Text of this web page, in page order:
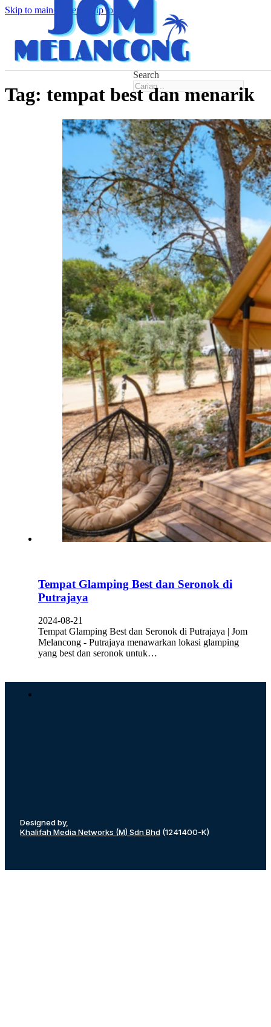
Skip to main content Skip to footer
Search
Tag: tempat best dan menarik
Tempat Glamping Best dan Seronok di
Putrajaya
2024-08-21
Tempat Glamping Best dan Seronok di Putrajaya | Jom
Melancong - Putrajaya menawarkan lokasi glamping
yang best dan seronok untuk…
Designed by,
Khalifah Media Networks (M) Sdn Bhd (1241400-K)